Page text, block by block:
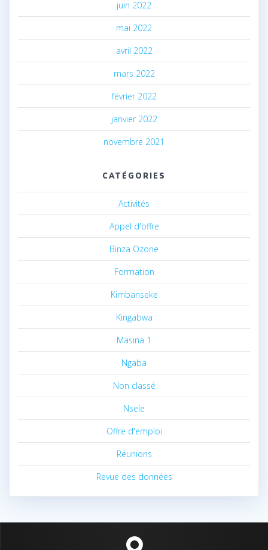
juin 2022
mai 2022
avril 2022
mars 2022
février 2022
janvier 2022
novembre 2021
CATÉGORIES
Activités
Appel d'offre
Binza Ozone
Formation
Kimbanseke
Kingabwa
Masina 1
Ngaba
Non classé
Nsele
Offre d'emploi
Réunions
Revue des données